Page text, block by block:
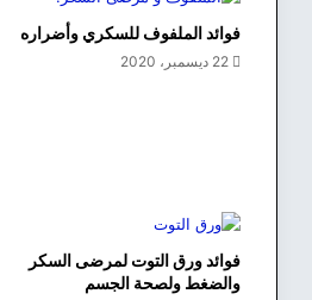
فوائد الملفوف للسكري وأضراره
22 ديسمبر، 2020
فوائد ورق التوت لمرضى السكر
والضغط ولصحة الجسم